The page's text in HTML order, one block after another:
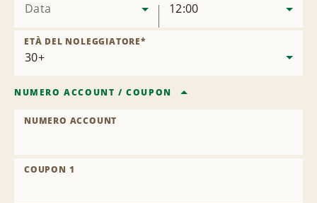
Data 12:00
ETÀ DEL NOLEGGIATORE*
NUMERO ACCOUNT /COUPON
NUMERO ACCOUNT
COUPON 1